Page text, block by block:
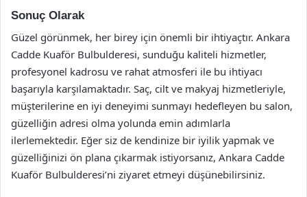
Sonuç Olarak
Güzel görünmek, her birey için önemli bir ihtiyaçtır. Ankara
Cadde Kuaför Bulbulderesi, sunduğu kaliteli hizmetler,
profesyonel kadrosu ve rahat atmosferi ile bu ihtiyacı
başarıyla karşılamaktadır. Saç, cilt ve makyaj hizmetleriyle,
müşterilerine en iyi deneyimi sunmayı hedefleyen bu salon,
güzelliğin adresi olma yolunda emin adımlarla
ilerlemektedir. Eğer siz de kendinize bir iyilik yapmak ve
güzelliğinizi ön plana çıkarmak istiyorsanız, Ankara Cadde
Kuaför Bulbulderesi’ni ziyaret etmeyi düşünebilirsiniz.